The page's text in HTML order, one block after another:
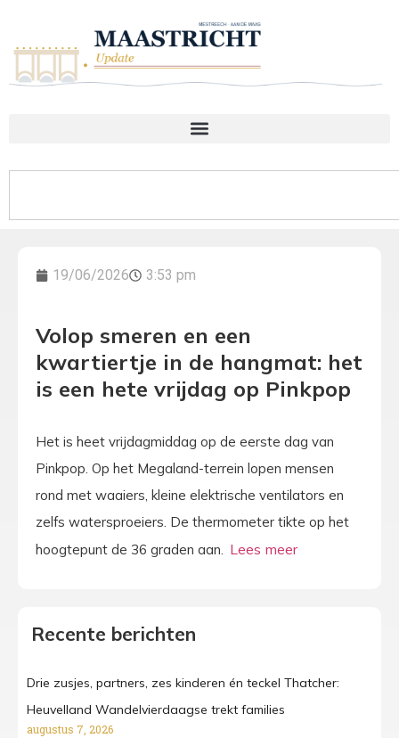
19/06/2026 3:53 pm
Volop smeren en een
kwartiertje in de hangmat: het
is een hete vrijdag op Pinkpop
Het is heet vrijdagmiddag op de eerste dag van
Pinkpop. Op het Megaland-terrein lopen mensen
rond met waaiers, kleine elektrische ventilators en
zelfs watersproeiers. De thermometer tikte op het
hoogtepunt de 36 graden aan.
Recente berichten
Drie zusjes, partners, zes kinderen én teckel Thatcher:
Heuvelland Wandelvierdaagse trekt families
augustus 7, 2026